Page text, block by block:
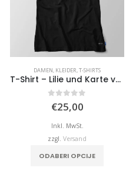
DAMEN, KLEIDER,T-SHIRTS
T-Shirt – Lilie und Karte von Bosnien und Herzegowina
von 5
€25,00
Inkl. MwSt.
zzgl. Versand
ODABERI OPCIJE